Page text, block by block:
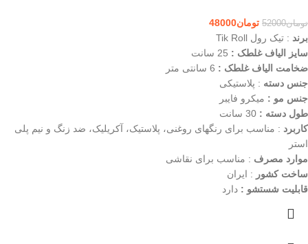
تومان52000 تومان48000
برند : تیک رول Tik Roll
سایز الیاف غلطک :
ضخامت الیاف غلطک : 6 سانتی متر
جنس دسته : پلاستیکی
جنس مو : میکرو فایبر
طول دسته :
کاربرد : مناسب برای رنگهای روغنی، پلاستیک، آکریلیک، ضد زنگ و نیم پلی
استر
موارد مصرف : مناسب برای نقاشی
ساخت کشور : ایران
قابلیت شستشو : دارد